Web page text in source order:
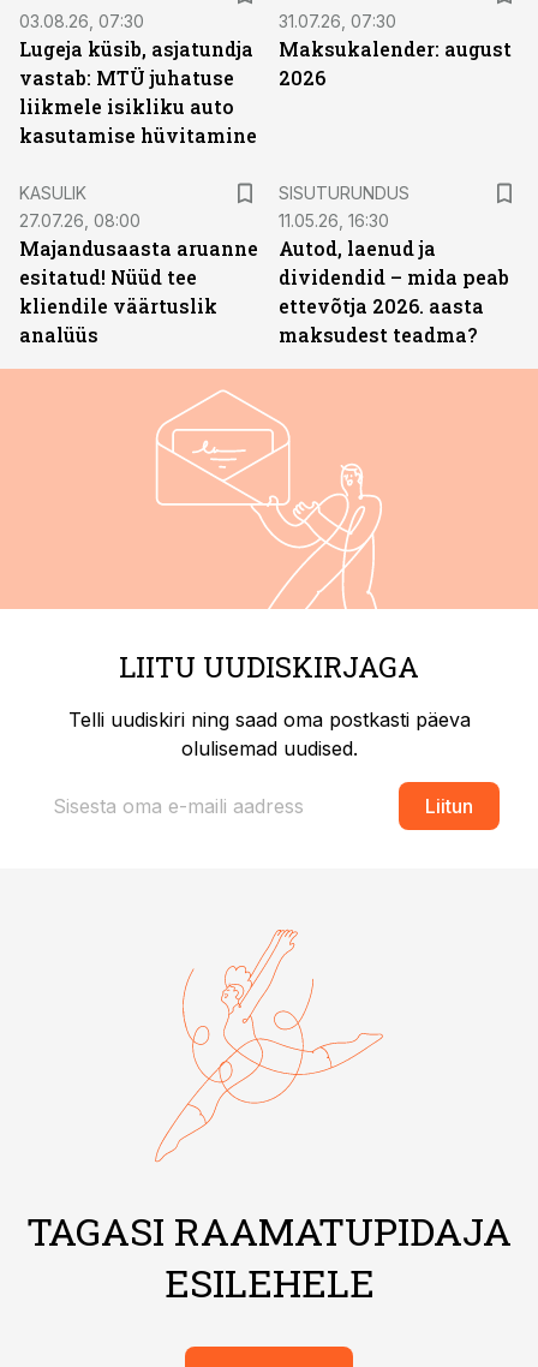
03.08.26, 07:30
Lugeja küsib, asjatundja
vastab: MTÜ juhatuse
liikmele isikliku auto
kasutamise hüvitamine
31.07.26, 07:30
Maksukalender: august
2026
KASULIK
27.07.26, 08:00
Majandusaasta aruanne
esitatud! Nüüd tee
kliendile väärtuslik
analüüs
SISUTURUNDUS
11.05.26, 16:30
Autod, laenud ja
dividendid – mida peab
ettevõtja 2026. aasta
maksudest teadma?
LIITU UUDISKIRJAGA
Telli uudiskiri ning saad oma postkasti päeva
olulisemad uudised.
Liitun
TAGASI RAAMATUPIDAJA
ESILEHELE